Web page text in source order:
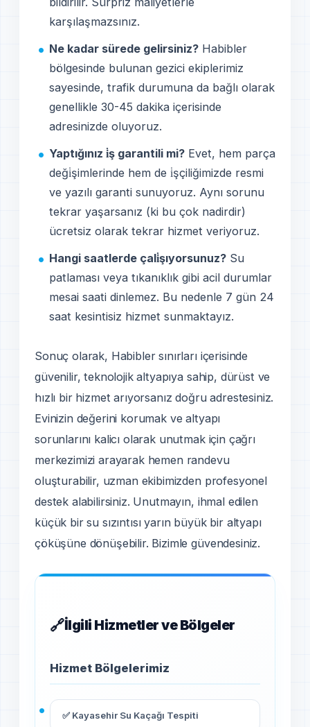
karşılaşmazsınız.
Ne kadar sürede gelirsiniz? Habibler
bölgesinde bulunan gezici ekiplerimiz
sayesinde, trafik durumuna da bağlı olarak
genellikle 30-45 dakika içerisinde
adresinizde oluyoruz.
Yaptığınız i̇ş garantili mi? Evet, hem parça
deği̇şimlerinde hem de i̇şçiliğimizde resmi
ve yazılı garanti sunuyoruz. Aynı sorunu
tekrar yaşarsanız (ki bu çok nadirdir)
ücretsiz olarak tekrar hizmet veriyoruz.
Hangi saatlerde çali̇şıyorsunuz? Su
patlaması veya tıkanıklık gibi acil durumlar
mesai saati dinlemez. Bu nedenle 7 gün 24
saat kesintisiz hizmet sunmaktayız.
Sonuç olarak, Habibler sınırları içerisinde
güvenilir, teknolojik altyapıya sahip, dürüst ve
hızlı bir hizmet arıyorsanız doğru adrestesiniz.
Evinizin değerini korumak ve altyapı
sorunlarını kalicı olarak unutmak için çağrı
merkezimizi arayarak hemen randevu
oluşturabilir, uzman ekibimizden profesyonel
destek alabilirsiniz. Unutmayın, ihmal edilen
küçük bir su sızıntısı yarın büyük bir altyapı
çöküşüne dönüşebilir. Bizimle güvendesiniz.
İlgili Hizmetler ve Bölgeler
Hizmet Bölgelerimiz
✅ Kayasehir Su Kaçağı Tespiti